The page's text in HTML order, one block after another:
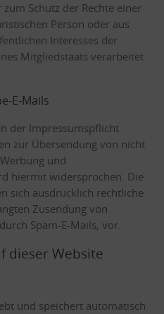
Schutz der Rechte einer
Person oder aus
Interesses der
Mitgliedstaats verarbeitet
E-Mails
der Impressumspflicht
zur Übersendung von nicht
und
hiermit widersprochen. Die
sich ausdrücklich rechtliche
Zusendung von
Spam-E-Mails, vor.
dieser Website
und speichert automatisch